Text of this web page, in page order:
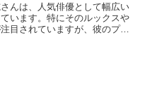
んは、人気俳優として幅広い
います。特にそのルックスや
目されていますが、彼のプラ